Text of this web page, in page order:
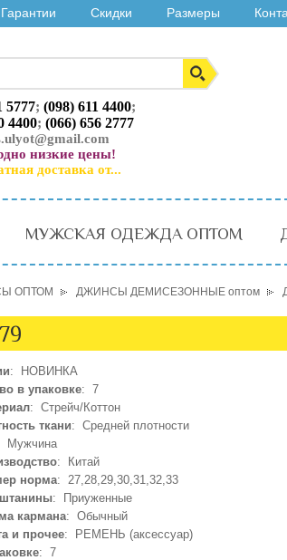
Гарантии Скидки Размеры
5777; (098) 611 4400;
4400; (066) 656 2777
низкие цены!
доставка от...
МУЖСКАЯ ОДЕЖДА ОПТОМ
ОПТОМ ДЖИНСЫ ДЕМИСЕЗОННЫЕ оптом
: НОВИНКА
в упаковке: 7
: Стрейч/Коттон
ткани: Средней плотности
Мужчина
: Китай
норма: 27,28,29,30,31,32,33
: Приуженные
кармана: Обычный
и прочее: РЕМЕНЬ (аксессуар)
: 7